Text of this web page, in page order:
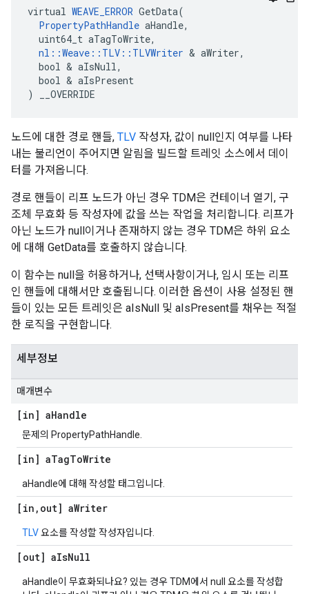
virtual WEAVE_ERROR GetData(
PropertyPathHandle aHandle,
  uint64_t aTagToWrite,
nl::Weave::TLV::TLVWriter & aWriter,
  bool & aIsNull,
  bool & aIsPresent
) __OVERRIDE
노드에 대한 경로 핸들, TLV 작성자, 값이 null인지 여부를 나타
내는 불리언이 주어지면 알림을 빌드할 트레잇 소스에서 데이
터를 가져옵니다.
경로 핸들이 리프 노드가 아닌 경우 TDM은 컨테이너 열기, 구
조체 무효화 등 작성자에 값을 쓰는 작업을 처리합니다. 리프가
아닌 노드가 null이거나 존재하지 않는 경우 TDM은 하위 요소
에 대해 GetData를 호출하지 않습니다.
이 함수는 null을 허용하거나, 선택사항이거나, 임시 또는 리프
인 핸들에 대해서만 호출됩니다. 이러한 옵션이 사용 설정된 핸
들이 있는 모든 트레잇은 aIsNull 및 aIsPresent를 채우는 적절
한 로직을 구현합니다.
세부정보
매개변수
[in] aHandle
문제의 PropertyPathHandle.
[in] aTagToWrite
aHandle에 대해 작성할 태그입니다.
[in , out] aWriter
TLV요소를 작성할 작성자입니다.
[out] aIsNull
aHandle이 무효화되나요? 있는 경우 TDM에서 null 요소를 작성합